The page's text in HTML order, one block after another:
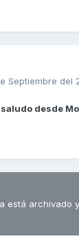
Septiembre del
desde
está archivado